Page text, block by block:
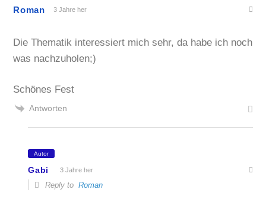
Roman 3 Jahre her
Die Thematik interessiert mich sehr, da habe ich noch
was nachzuholen;)
Schönes Fest
Antworten
Autor
Gabi 3 Jahre her
Reply toRoman